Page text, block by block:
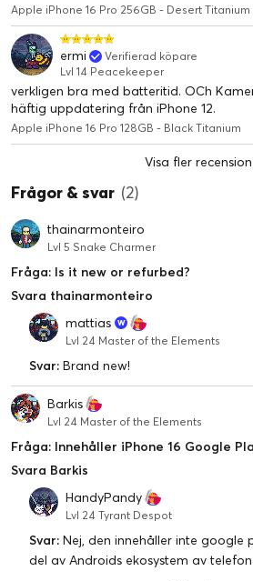
Apple iPhone 16 Pro 256GB - Desert Titanium
ermi
Verifierad köpare
Lvl 14 Peacekeeper
verkligen bra med batteritid. OCh
häftig uppdatering från iPhone 12.
Apple iPhone 16 Pro 128GB - Black Titanium
Visa fler
Frågor & svar (2)
thainarmonteiro
Lvl 5 Snake Charmer
Fråga: Is it new or refurbed?
Svara thainarmonteiro
mattias
Lvl 24 Master of the Elements
Svar: Brand new!
Barkis
Lvl 24 Master of the Elements
Fråga: Innehåller iPhone 16 Google
Svara Barkis
HandyPandy
Lvl 24 Tyrant Despot
Svar: Nej, den innehåller inte google
del av Androids ekosystem av